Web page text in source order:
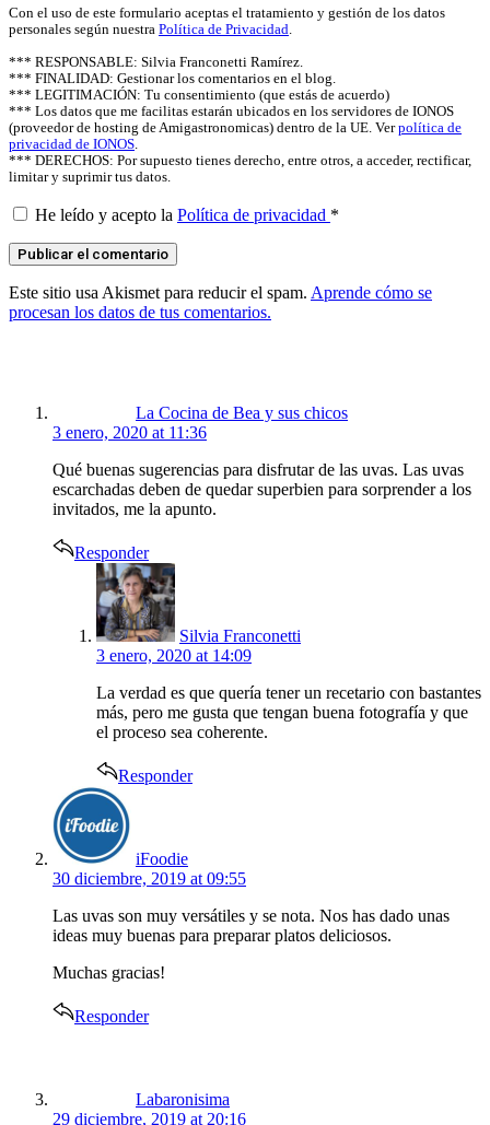
Con el uso de este formulario aceptas el tratamiento y gestión de los datos
personales según nuestra Política de Privacidad.
*** RESPONSABLE: Silvia Franconetti Ramírez.
*** FINALIDAD: Gestionar los comentarios en el blog.
*** LEGITIMACIÓN: Tu consentimiento (que estás de acuerdo)
*** Los datos que me facilitas estarán ubicados en los servidores de IONOS
(proveedor de hosting de Amigastronomicas) dentro de la UE. Verpolítica de
privacidad de IONOS.
*** DERECHOS: Por supuesto tienes derecho, entre otros, a acceder, rectificar,
limitar y suprimir tus datos.
He leído y acepto la Política de privacidad *
Este sitio usa Akismet para reducir el spam. Aprende cómo se
procesan los datos de tus comentarios.
La Cocina de Bea y sus chicos
3 enero, 2020 at 11:36
Qué buenas sugerencias para disfrutar de las uvas. Las uvas
escarchadas deben de quedar superbien para sorprender a los
invitados, me la apunto.
Responder
says:
Silvia Franconetti
3 enero, 2020 at 14:09
La verdad es que quería tener un recetario con bastantes
más, pero me gusta que tengan buena fotografía y que
el proceso sea coherente.
Responder
iFoodie
30 diciembre, 2019 at 09:55
Las uvas son muy versátiles y se nota. Nos has dado unas
ideas muy buenas para preparar platos deliciosos.
Muchas gracias!
Responder
Labaronisima
29 diciembre, 2019 at 20:16